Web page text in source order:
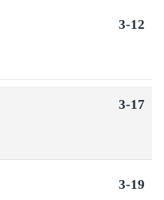
3-12
3-17
3-19